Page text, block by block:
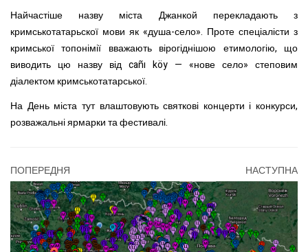
Найчастіше назву міста Джанкой перекладають з
кримськотатарьскої мови як «душа-село». Проте спеціалісти з
кримської топонімії вважають вірогіднішою етимологію, що
виводить цю назву від cañı köy — «нове село» степовим
діалектом кримськотатарської.
На День міста тут влаштовують святкові концерти і конкурси,
розважальні ярмарки та фестивалі.
ПОПЕРЕДНЯ НАСТУПНА